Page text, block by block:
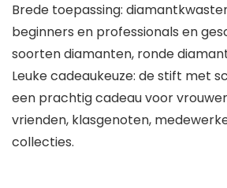
Brede toepassing:
beginners en professionals en
soorten diamanten, ronde
Leuke cadeaukeuze: de stift met
een prachtig cadeau voor
vrienden, klasgenoten,
collecties.